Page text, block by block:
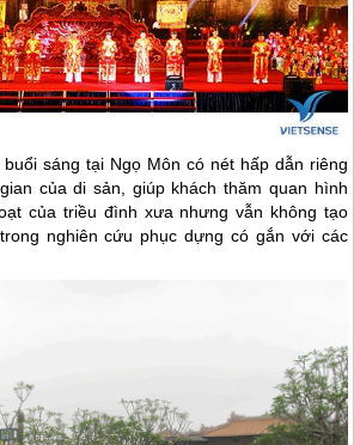
sáng tại Ngọ Môn có nét hấp dẫn riêng
của di sản, giúp khách thăm quan hình
của triều đình xưa nhưng vẫn không tạo
nghiên cứu phục dựng có gắn với các